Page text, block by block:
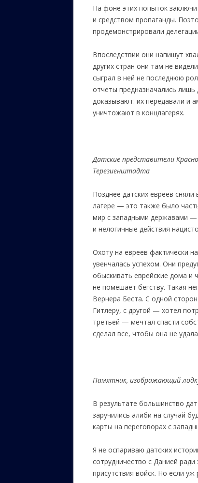
На фоне этих попыток
и средством пропаганды.
продемонстрировали
Впоследствии они напишут
других стран они там не
сыграл в ней не последнюю
отчеты предназначались лишь
доказывают: их передавали и
уничтожают в концлагерях.
Датские представители
Терезиенштадта
Позднее датских евреев
лагере — это также было
мир с западными державами —
и нелогичные действия
Охоту на евреев фактически
увенчалась успехом. Они
обыскивать еврейские дома и
не помешает бегству. Такая
Вернера Беста. С одной
Гитлеру, с другой — хотел
третьей — мечтал спасти
сделал все, чтобы она не
Памятник, изображающий
В результате большинство
заручились алиби на случай
карты на переговорах с
Я не оспариваю датских
сотрудничество с Данией
присутствия войск. Но если